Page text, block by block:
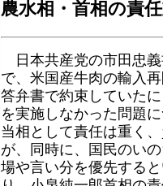
農水相・首相の責
日本共産党の市田忠
で、米国産牛肉の輸入
答弁書で約束していた
を実施しなかった問題
当相として責任は重く
が、同時に、国民のい
場や言い分を優先する